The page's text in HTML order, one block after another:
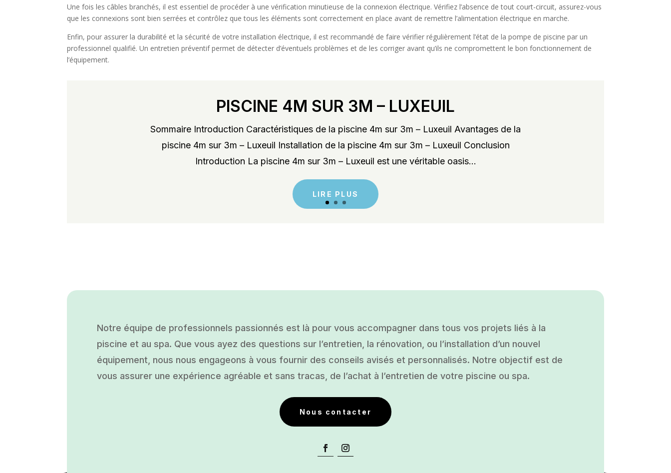
Une fois les câbles branchés, il est essentiel de procéder à une vérification minutieuse de la connexion électrique. Vérifiez l’absence de tout court-circuit, assurez-vous
que les connexions sont bien serrées et contrôlez que tous les éléments sont correctement en place avant de remettre l’alimentation électrique en marche.
Enfin, pour assurer la durabilité et la sécurité de votre installation électrique, il est recommandé de faire vérifier régulièrement l’état de la pompe de piscine par un
professionnel qualifié. Un entretien préventif permet de détecter d’éventuels problèmes et de les corriger avant qu’ils ne compromettent le bon fonctionnement de
l’équipement.
PISCINE 4M SUR 3M – LUXEUIL
Sommaire Introduction Caractéristiques de la piscine 4m sur 3m – Luxeuil Avantages de la
piscine 4m sur 3m – Luxeuil Installation de la piscine 4m sur 3m – Luxeuil Conclusion
Introduction La piscine 4m sur 3m – Luxeuil est une véritable oasis...
LIRE PLUS
Notre équipe de professionnels passionnés est là pour vous accompagner dans tous vos projets liés à la
piscine et au spa. Que vous ayez des questions sur l’entretien, la rénovation, ou l’installation d’un nouvel
équipement, nous nous engageons à vous fournir des conseils avisés et personnalisés. Notre objectif est de
vous assurer une expérience agréable et sans tracas, de l’achat à l’entretien de votre piscine ou spa.
Nous contacter